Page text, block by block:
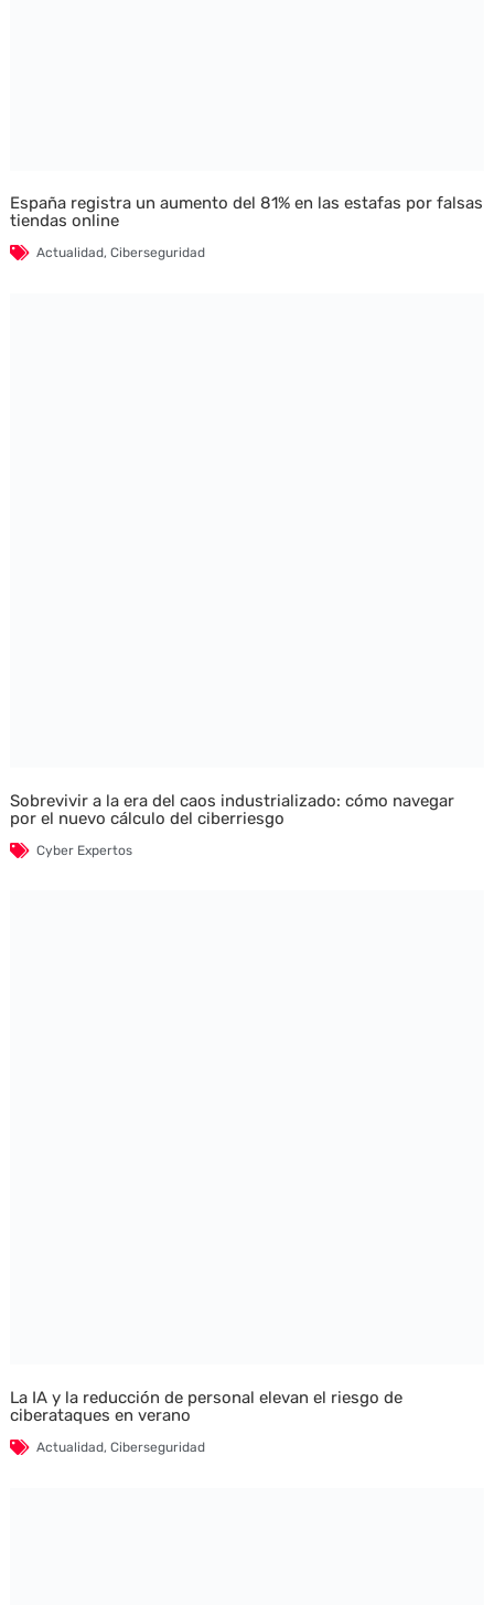
España registra un aumento del 81% en las estafas por falsas
tiendas online
Actualidad, Ciberseguridad
Sobrevivir a la era del caos industrializado: cómo navegar
por el nuevo cálculo del ciberriesgo
Cyber Expertos
La IA y la reducción de personal elevan el riesgo de
ciberataques en verano
Actualidad, Ciberseguridad